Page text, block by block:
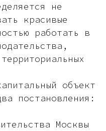
не
красивые
работать в
объект
постановления:
Москвы